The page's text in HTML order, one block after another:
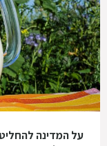
על המדינה